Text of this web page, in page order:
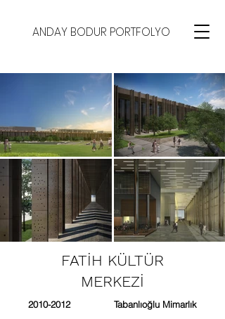
ANDAY BODUR PORTFOLYO
FATİH KÜLTÜR
MERKEZİ
Tabanlıoğlu Mimarlık
2010-2012